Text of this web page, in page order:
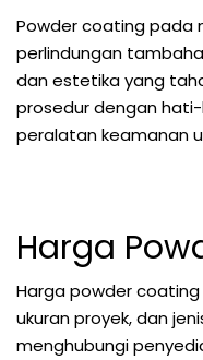
Powder coating pada
perlindungan
dan estetika yang
prosedur dengan
peralatan keamanan
Harga
Harga powder
ukuran proyek, dan
menghubungi